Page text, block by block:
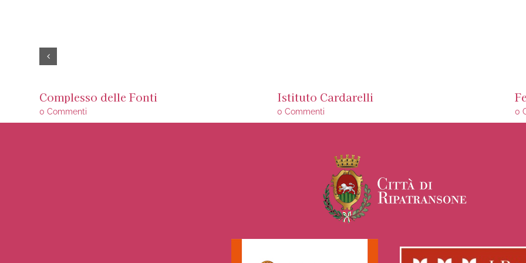
Complesso delle Fonti
0 Commenti
Istituto Cardarelli
0 Commenti 0